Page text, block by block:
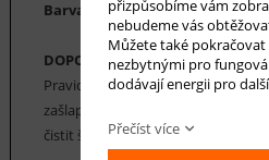
Barva koberce: smetanová,
DOPORUČENÁ ÚDRŽBA:
Pravidelné vysávání nečistot z
zašlapání do koberce. Cca jednou
čistit šamponováním.
přizpůsobíme vám
nebudeme vás
Můžete také pokračovat
nezbytnými pro
dodávají energii pro
Přečíst více